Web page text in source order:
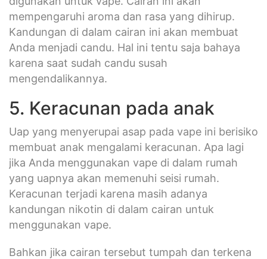
mempengaruhi aroma dan rasa yang dihirup.
Kandungan di dalam cairan ini akan membuat
Anda menjadi candu. Hal ini tentu saja bahaya
karena saat sudah candu susah
mengendalikannya.
5. Keracunan pada anak
Uap yang menyerupai asap pada vape ini berisiko
membuat anak mengalami keracunan. Apa lagi
jika Anda menggunakan vape di dalam rumah
yang uapnya akan memenuhi seisi rumah.
Keracunan terjadi karena masih adanya
kandungan nikotin di dalam cairan untuk
menggunakan vape.
Bahkan jika cairan tersebut tumpah dan terkena